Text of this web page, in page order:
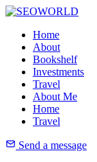
Home
About
Bookshelf
Investments
Travel
About Me
Home
Travel
Send a message